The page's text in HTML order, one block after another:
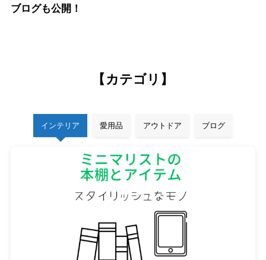
ブログも公開！
【カテゴリ】
インテリア 愛用品 アウトドア ブログ